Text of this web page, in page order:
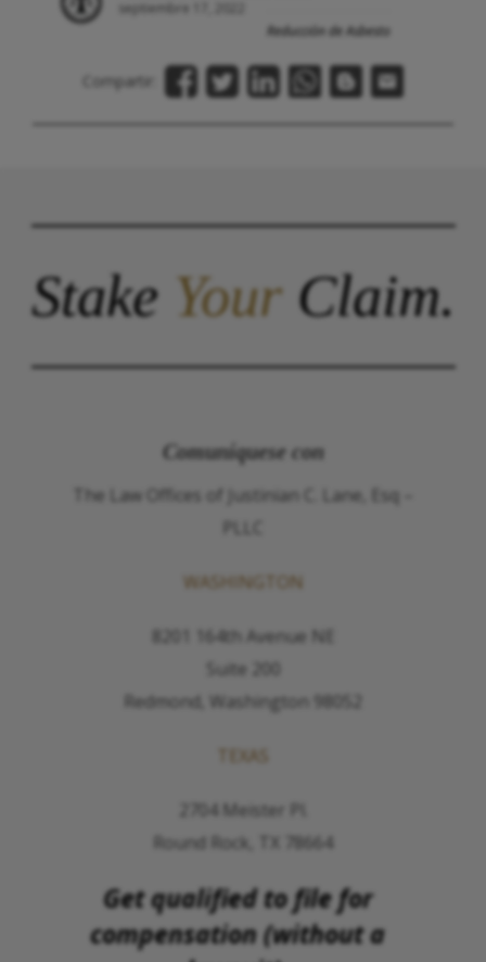
septiembre 17, 2022
Reducción de Asbesto
Compartir:
StakeYourClaim.
Comuníquese con
The Law Offices of Justinian C. Lane, Esq –
PLLC
WASHINGTON
8201 164th Avenue NE
Suite 200
Redmond, Washington 98052
TEXAS
2704 Meister Pl.
Round Rock, TX 78664
Get qualified to file for
compensation (without a